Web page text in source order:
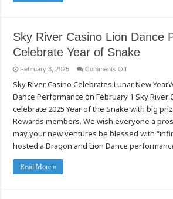
Sky River Casino Lion Dance
Celebrate Year of Snake
February 3, 2025 Comments Offon
River
Casino
Lion
Dance
Performance
Celebrate
Year
of
Snake
Sky River Casino Celebrates Lunar New
Dance Performance on February 1 Sky River
celebrate 2025 Year of the Snake with big
Rewards members. We wish everyone a
may your new ventures be blessed with
hosted a Dragon and Lion Dance
Read More »